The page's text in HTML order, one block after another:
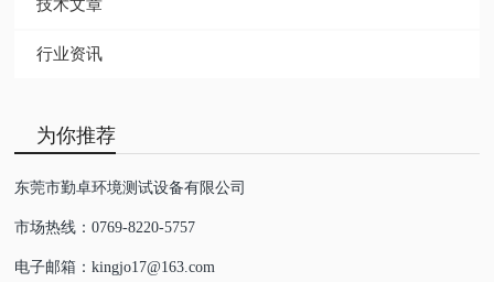
技术文章
行业资讯
为你推荐
东莞市勤卓环境测试设备有限公司
市场热线：0769-8220-5757
电子邮箱：kingjo17@163.com